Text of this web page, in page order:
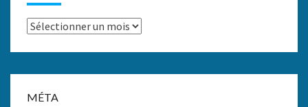
Archives
MÉTA